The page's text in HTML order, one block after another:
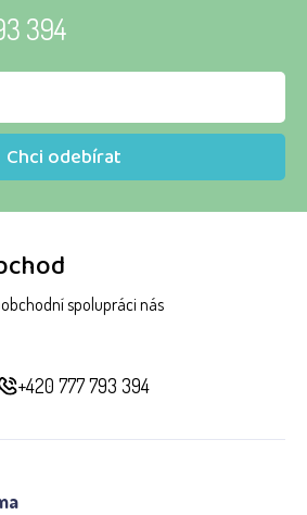
spolupráci nás
+420 777 793 394
Chci odebírat
394